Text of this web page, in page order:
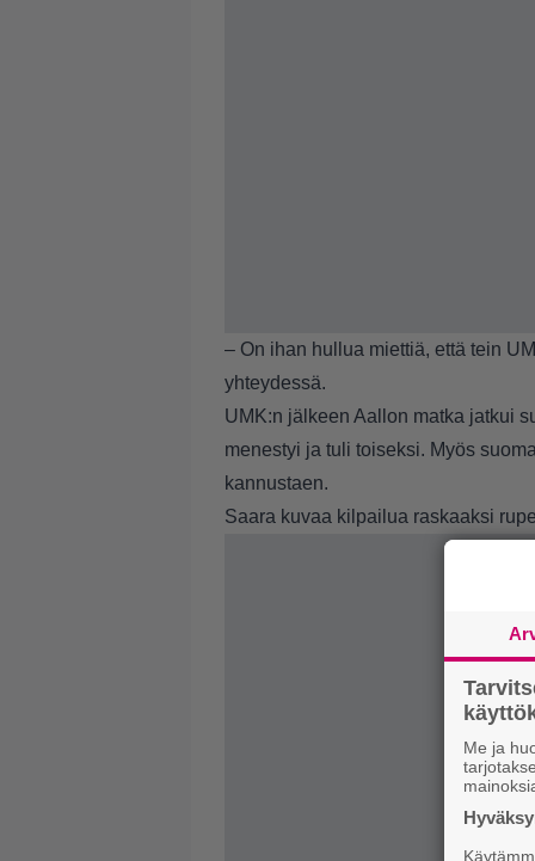
– On ihan hullua miettiä, että tein
yhteydessä.
UMK:n jälkeen Aallon matka jatkui
menestyi ja tuli toiseksi. Myös
kannustaen.
Saara kuvaa kilpailua raskaaksi
Me ja